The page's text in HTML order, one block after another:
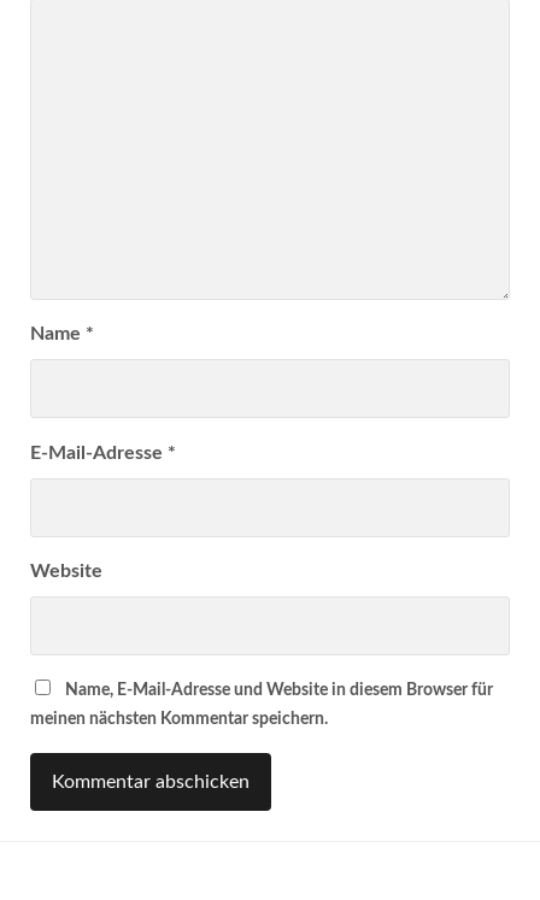
Name *
E-Mail-Adresse *
Website
Name, E-Mail-Adresse und Website in diesem Browser für
meinen nächsten Kommentar speichern.